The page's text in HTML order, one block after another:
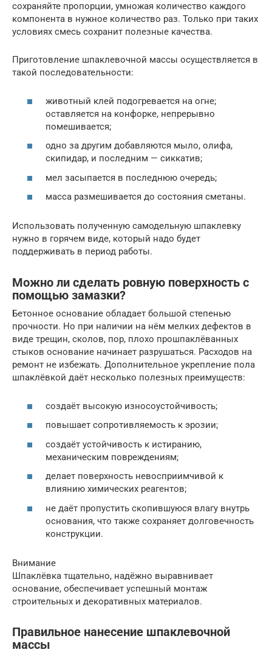
сохраняйте пропорции, умножая количество каждого
компонента в нужное количество раз. Только при таких
условиях смесь сохранит полезные качества.
Приготовление шпаклевочной массы осуществляется в
такой последовательности:
животный клей подогревается на огне;
оставляется на конфорке, непрерывно
помешивается;
одно за другим добавляются мыло, олифа,
скипидар, и последним — сиккатив;
мел засыпается в последнюю очередь;
масса размешивается до состояния сметаны.
Использовать полученную самодельную шпаклевку
нужно в горячем виде, который надо будет
поддерживать в период работы.
Можно ли сделать ровную поверхность с
помощью замазки?
Бетонное основание обладает большой степенью
прочности. Но при наличии на нём мелких дефектов в
виде трещин, сколов, пор, плохо прошпаклёванных
стыков основание начинает разрушаться. Расходов на
ремонт не избежать. Дополнительное укрепление пола
шпаклёвкой даёт несколько полезных преимуществ:
создаёт высокую износоустойчивость;
повышает сопротивляемость к эрозии;
создаёт устойчивость к истиранию,
механическим повреждениям;
делает поверхность невосприимчивой к
влиянию химических реагентов;
не даёт пропустить скопившуюся влагу внутрь
основания, что также сохраняет долговечность
конструкции.
Внимание
Шпаклёвка тщательно, надёжно выравнивает
основание, обеспечивает успешный монтаж
строительных и декоративных материалов.
Правильное нанесение шпаклевочной
массы